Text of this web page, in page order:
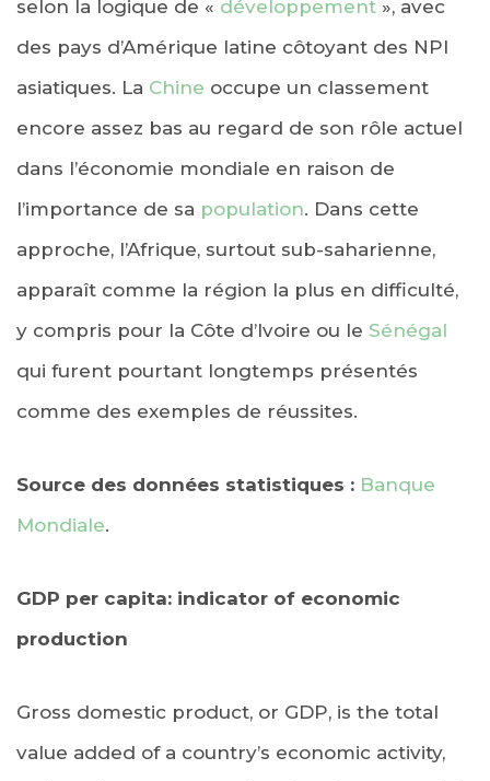
selon la logique de « développement », avec
des pays d’Amérique latine côtoyant des NPI
asiatiques. La Chine occupe un classement
encore assez bas au regard de son rôle actuel
dans l’économie mondiale en raison de
l’importance de sa population. Dans cette
approche, l’Afrique, surtout sub-saharienne,
apparaît comme la région la plus en difficulté,
y compris pour la Côte d’Ivoire ou le Sénégal
qui furent pourtant longtemps présentés
comme des exemples de réussites.
Source des données statistiques : Banque
Mondiale.
GDP per capita: indicator of economic
production
Gross domestic product, or GDP, is the total
value added of a country’s economic activity,